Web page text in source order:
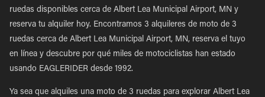
ruedas disponibles cerca de Albert Lea Municipal Airport, MN y
reserva tu alquiler hoy. Encontramos 3 alquileres de moto de 3
ruedas cerca de Albert Lea Municipal Airport, MN, reserva el tuyo
en línea y descubre por qué miles de motociclistas han estado
usando EAGLERIDER desde 1992.
Ya sea que alquiles una moto de 3 ruedas para explorar Albert Lea